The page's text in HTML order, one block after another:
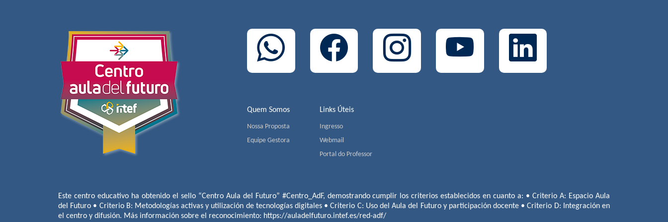
Quem Somos
Nossa Proposta
Equipe Gestora
Links Úteis
Ingresso
Webmail
Portal do Professor
Este centro educativo ha obtenido el sello “Centro Aula del Futuro” #Centro_AdF, demostrando cumplir los criterios establecidos en cuanto a: • Criterio A: Espacio Aula
del Futuro • Criterio B: Metodologías activas y utilización de tecnologías digitales • Criterio C: Uso del Aula del Futuro y participación docente • Criterio D: Integración en
el centro y difusión. Más información sobre el reconocimiento: https://auladelfuturo.intef.es/red-adf/